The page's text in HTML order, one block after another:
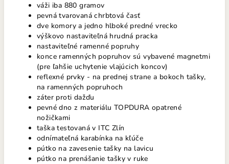
váži iba 880 gramov
pevná tvarovaná chrbtová časť
dve komory a jedno hlboké predné vrecko
výškovo nastaviteľná hrudná pracka
nastaviteľné ramenné popruhy
konce ramenných popruhov sú vybavené magnetmi
(pre ľahšie uchytenie vlajúcich koncov)
reflexné prvky - na prednej strane a bokoch tašky,
na ramenných popruhoch
záter proti dažďu
pevné dno z materiálu TOPDURA opatrené
nožičkami
taška testovaná v ITC Zlín
odnímateľná karabínka na kľúče
pútko na zavesenie tašky na lavicu
pútko na prenášanie tašky v ruke